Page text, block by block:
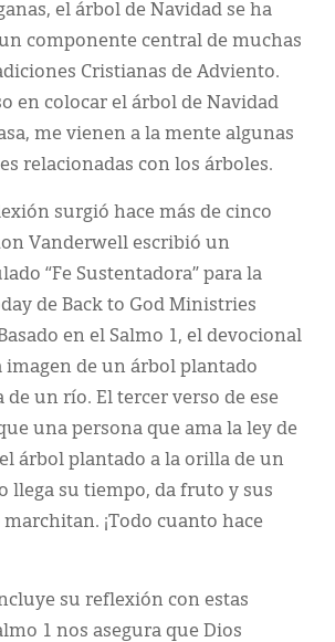
el árbol de Navidad se ha
componente central de muchas
Cristianas de Adviento.
en colocar el árbol de Navidad
me vienen a la mente algunas
relacionadas con los árboles.
surgió hace más de cinco
Vanderwell escribió un
“Fe Sustentadora” para la
de Back to God Ministries
en el Salmo 1, el devocional
imagen de un árbol plantado
un río. El tercer verso de ese
una persona que ama la ley de
el árbol plantado a la orilla de un
llega su tiempo, da fruto y sus
¡Todo cuanto hace
su reflexión con estas
1 nos asegura que Dios